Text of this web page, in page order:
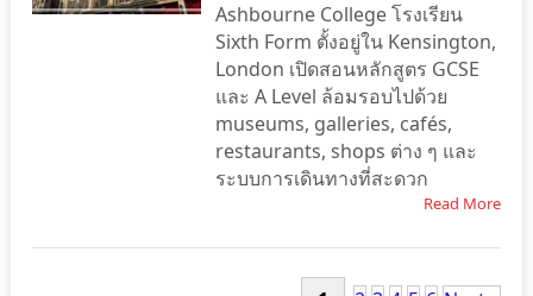
Ashbourne College โรงเรียน
Sixth Form ตั้งอยู่ใน Kensington,
London เปิดสอนหลักสูตร GCSE
และ A Level ล้อมรอบไปด้วย
museums, galleries, cafés,
restaurants, shops ต่าง ๆ และ
ระบบการเดินทางที่สะดวก
Read More